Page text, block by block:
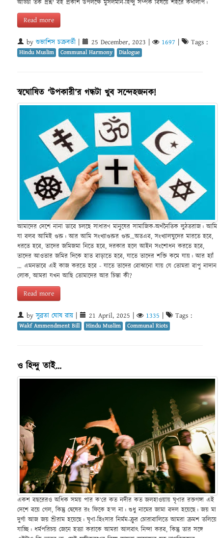
আড্ডা তর্ক প্রশ্ন' ব‌ই প্রকাশ উপলক্ষে মুসলমান-হিন্দু সম্পর্ক বিষয়ে শহরে কথালাপ।
Read more
by শুভাশিস চক্রবর্তী | 25 December, 2023 | 1697 | Tags :
Hindu Muslim Communal Harmony Dialogue
স্বঘোষিত ‘উপকারী’র গন্ধটা খুব সন্দেহজনক!
আমাদের দেশে নানা ভাবে চলছে সাধারণ মানুষের সামাজিক-অর্থনৈতিক লুঠতরাজ। আমি
যা বলব আমিই গুরু। আর আমি সংখ্যাগুরুর গুরু…অতএব, সংখ্যালঘুদের মারতে হবে,
ধরতে হবে, তাদের জমিজমা নিতে হবে, দরকার হলে আইন সংশোধন করতে হবে,
তাদের আওতার জমির দিকে হাত বাড়াতে হবে, যাতে তাদের শক্তি কমে যায়। আর হ্যাঁ
… এমনভাবে এই কাজ করতে হবে - যাতে তাদের বোঝানো যায় যে তোমরা বাপু নাদান
লোক, আমরা যখন আছি তোমাদের আর চিন্তা কী?
Read more
byসুব্রতা ঘোষ রায় | 21 April, 2025 | 1335 | Tags :
Wakf Ammendment Bill Hindu Muslim Communal Riots
ও হিন্দু তাই...
একশ বছরেরও অধিক সময় পার ক’রে কত নদীর কত জলহাওয়ায় ঘৃণার রক্তগঙ্গা এই
দেশে বয়ে গেল, কিন্তু দ্বেষের রং ফিকে হ’ল না। শুধু নামের জামা বদল হয়েছে। জয় মা
দুর্গা আজ জয় শ্রীরাম হয়েছে। ঘৃণা-হিংসার নির্মম-ক্রুর চোরাবালিতে আমরা ক্রমশ তলিয়ে
যাচ্ছি। ধর্মপরিচয় জেনে হত্যা করাকে আমরা আলবাৎ নিন্দা করব, কিন্তু তার সঙ্গে